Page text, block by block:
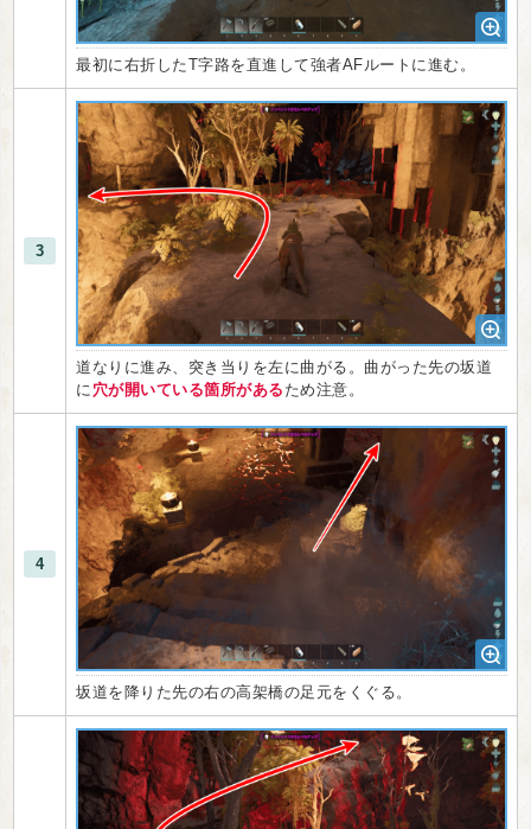
最初に右折したT字路を直進して強者AFルートに進む。
3
道なりに進み、突き当りを左に曲がる。曲がった先の坂道
に 穴が開いている箇所がある ため注意。
4
坂道を降りた先の右の高架橋の足元をくぐる。